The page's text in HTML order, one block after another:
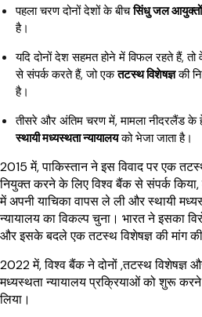
पहला चरण दोनों देशों के बीचसिंधु जल आयुक्तों
है।
यदि दोनों देश सहमत होने में विफल रहते हैं, तो
से संपर्क करते हैं, जो एकतटस्थ विशेषज्ञकी
है।
तीसरे और अंतिम चरण में, मामला नीदरलैंड के
स्थायी मध्यस्थता न्यायालयको भेजा जाता है।
2015 में, पाकिस्तान ने इस विवाद पर एक
नियुक्त करने के लिए विश्व बैंक से संपर्क
में अपनी याचिका वापस ले ली और स्थायी
न्यायालय का विकल्प चुना। भारत ने इसका
और इसके बदले एक तटस्थ विशेषज्ञ की मांग
2022 में, विश्व बैंक ने दोनों ,तटस्थ विशेषज्ञ
मध्यस्थता न्यायालय प्रक्रियाओं को शुरू करने
लिया।